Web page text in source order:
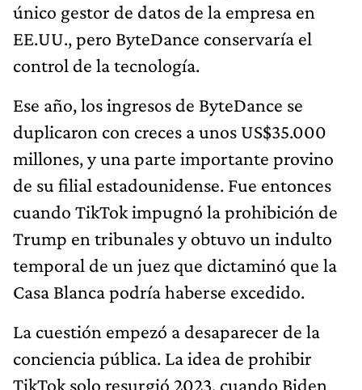
único gestor de datos de la empresa en
EE.UU., pero ByteDance conservaría el
control de la tecnología.
Ese año, los ingresos de ByteDance se
duplicaron con creces a unos US$35.000
millones, y una parte importante provino
de su filial estadounidense. Fue entonces
cuando TikTok impugnó la prohibición de
Trump en tribunales y obtuvo un indulto
temporal de un juez que dictaminó que la
Casa Blanca podría haberse excedido.
La cuestión empezó a desaparecer de la
conciencia pública. La idea de prohibir
TikTok solo resurgió 2023, cuando Biden